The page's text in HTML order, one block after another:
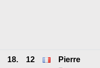
18. 12
Pierre